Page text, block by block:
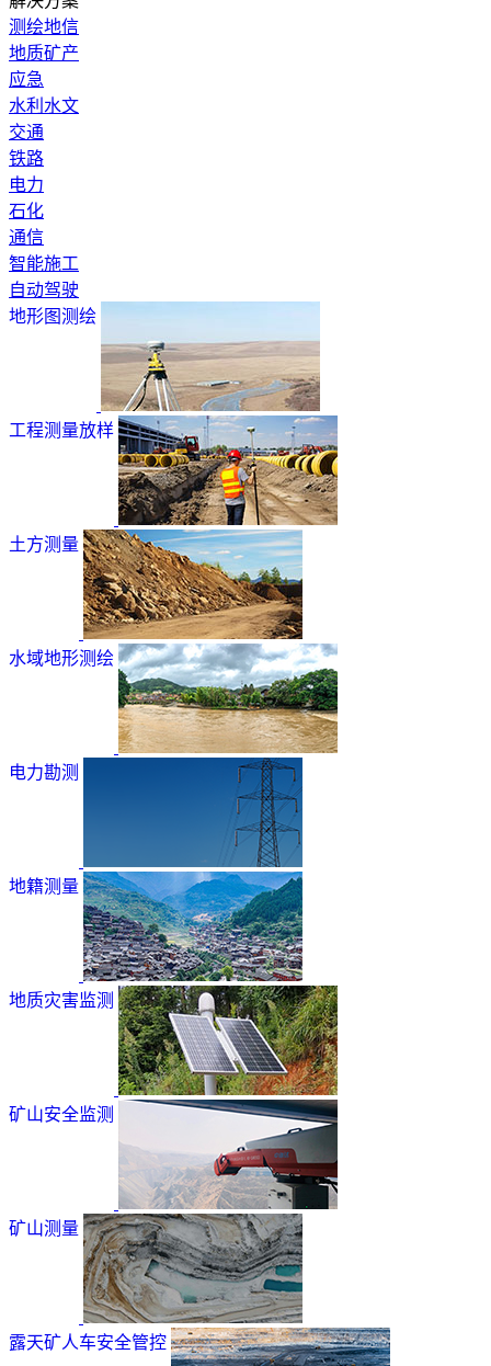
测绘地信
地质矿产
应急
水利水文
交通
铁路
电力
石化
通信
智能施工
自动驾驶
地形图测绘
工程测量放样
土方测量
水域地形测绘
电力勘测
地籍测量
地质灾害监测
矿山安全监测
矿山测量
露天矿人车安全管控